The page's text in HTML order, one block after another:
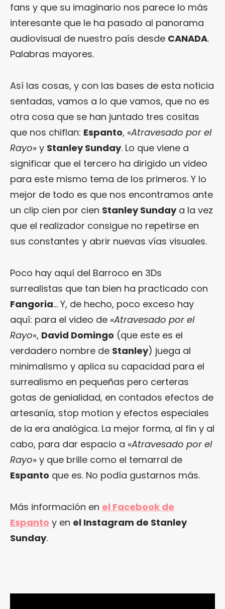
fans y que su imaginario nos parece lo más
interesante que le ha pasado al panorama
audiovisual de nuestro país desde CANADA.
Palabras mayores.
Así las cosas, y con las bases de esta noticia
sentadas, vamos a lo que vamos, que no es
otra cosa que se han juntado tres cositas
que nos chiflan: Espanto, «Atravesado por el
Rayo» y Stanley Sunday. Lo que viene a
significar que el tercero ha dirigido un video
para este mismo tema de los primeros. Y lo
mejor de todo es que nos encontramos ante
un clip cien por cien Stanley Sundaya la vez
que el realizador consigue no repetirse en
sus constantes y abrir nuevas vías visuales.
Poco hay aquí del Barroco en 3Ds
surrealistas que tan bien ha practicado con
Fangoria… Y, de hecho, poco exceso hay
aquí: para el video de «Atravesado por el
Rayo«, David Domingo (que este es el
verdadero nombre de Stanley) juega al
minimalismo y aplica su capacidad para el
surrealismo en pequeñas pero certeras
gotas de genialidad, en contados efectos de
artesanía, stop motion y efectos especiales
de la era analógica. La mejor forma, al fin y al
cabo, para dar espacio a «Atravesado por el
Rayo» y que brille como el temarral de
Espanto que es. No podía gustarnos más.
Más información en el Facebook de
Espanto y en el Instagram de Stanley
Sunday.